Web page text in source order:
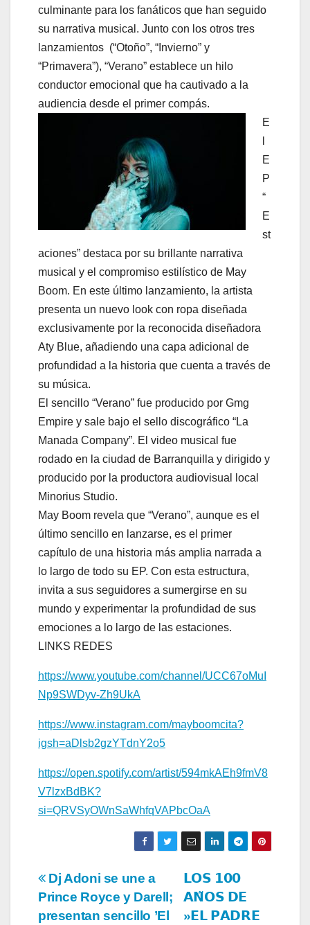
culminante para los fanáticos que han seguido
su narrativa musical. Junto con los otros tres
lanzamientos (“Otoño”, “Invierno” y
“Primavera”), “Verano” establece un hilo
conductor emocional que ha cautivado a la
audiencia desde el primer compás.
E
E
P
“
E
st
aciones” destaca por su brillante narrativa
musical y el compromiso estilístico de May
Boom. En este último lanzamiento, la artista
presenta un nuevo look con ropa diseñada
exclusivamente por la reconocida diseñadora
Aty Blue, añadiendo una capa adicional de
profundidad a la historia que cuenta a través de
su música.
El sencillo “Verano” fue producido por Gmg
Empire y sale bajo el sello discográfico “La
Manada Company”. El video musical fue
rodado en la ciudad de Barranquilla y dirigido y
producido por la productora audiovisual local
Minorius Studio.
May Boom revela que “Verano”, aunque es el
último sencillo en lanzarse, es el primer
capítulo de una historia más amplia narrada a
lo largo de todo su EP. Con esta estructura,
invita a sus seguidores a sumergirse en su
mundo y experimentar la profundidad de sus
emociones a lo largo de las estaciones.
LINKS REDES
https://www.youtube.com/channel/UCC67oMuI
Np9SWDyv-Zh9UkA
https://www.instagram.com/mayboomcita?
igsh=aDlsb2gzYTdnY2o5
https://open.spotify.com/artist/594mkAEh9fmV8
V7lzxBdBK?
si=QRVSyOWnSaWhfqVAPbcOaA
Navegación
de
𝗟𝗢𝗦 𝟭𝟬𝟬
𝗔𝗡̃𝗢𝗦 𝗗𝗘
»𝗘𝗟 𝗣𝗔𝗗𝗥𝗘
Dj Adoni se une a
Prince Royce y Darell;
presentan sencillo ’El